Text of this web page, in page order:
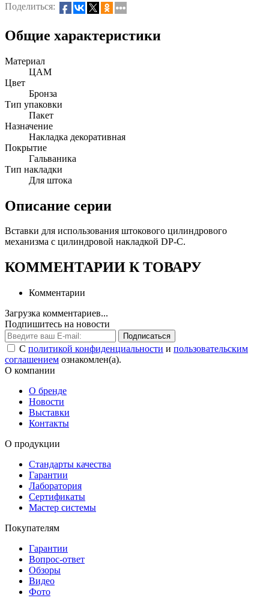
Поделиться:
Общие характеристики
Материал
ЦАМ
Цвет
Бронза
Тип упаковки
Пакет
Назначение
Накладка декоративная
Покрытие
Гальваника
Тип накладки
Для штока
Описание серии
Вставки для использования штокового цилиндрового
механизма с цилиндровой накладкой DP-C.
КОММЕНТАРИИ К ТОВАРУ
Комментарии
Загрузка комментариев...
Подпишитесь на новости
Подписаться
С политикой конфиденциальности и пользовательским
соглашением ознакомлен(а).
О компании
О бренде
Новости
Выставки
Контакты
О продукции
Стандарты качества
Гарантии
Лаборатория
Сертификаты
Мастер системы
Покупателям
Гарантии
Вопрос-ответ
Обзоры
Видео
Фото